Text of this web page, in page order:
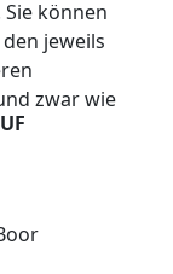
höhere
können
jeweils
zwar wie